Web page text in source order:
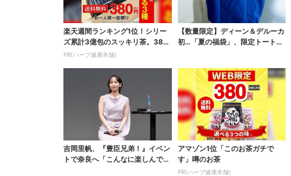
楽天週間ランキング1位！シリー
ズ累計3億包のスッキリ茶。380
円でお試し
PR(ハーブ健康本舗)
【数量限定】ディーン＆デルーカ
初…「夏の福袋」、限定トートバ
吉岡里帆、『豊臣兄弟！』イベン
トで奈良へ「こんなに楽しんでも
アマゾン1位「このお茶ガチで
す」噂のお茶
PR(ハーブ健康本舗)